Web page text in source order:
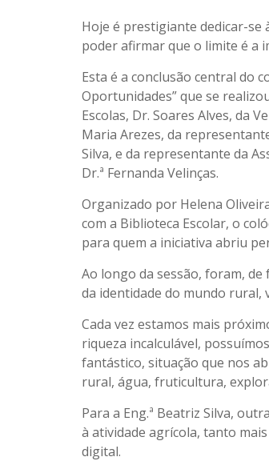
Hoje é prestigiante dedicar-se
poder afirmar que o limite é a
Esta é a conclusão central do
Oportunidades” que se
Escolas, Dr. Soares Alves, da
Maria Arezes, da
Silva, e da representante da
Dr.ª Fernanda Velinças.
Organizado por Helena
com a Biblioteca Escolar, o
para quem a iniciativa abriu
Ao longo da sessão, foram,
da identidade do mundo rural,
Cada vez estamos mais
riqueza incalculável,
fantástico, situação que nos
rural, água, fruticultura,
Para a Eng.ª Beatriz Silva,
à atividade agrícola, tanto
digital.